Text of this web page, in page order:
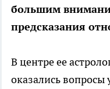
большим
предсказания
В центре ее
оказались